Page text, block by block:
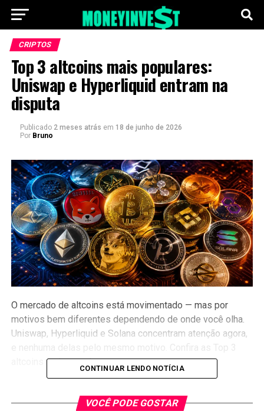
CRIPTOS
Top 3 altcoins mais populares:
Uniswap e Hyperliquid entram na
disputa
Publicado 2 meses atrás em 18 de junho de 2026
Por Bruno
O mercado de altcoins está movimentado — mas por
motivos bem diferentes dependendo de onde você olha.
Uniswap, Hyperliquid e Solana concentram atenção agora,
altcoins mais populares.
UNI sobe 26% em uma semana
CONTINUAR LENDO NOTÍCIA
VOCÊ PODE GOSTAR